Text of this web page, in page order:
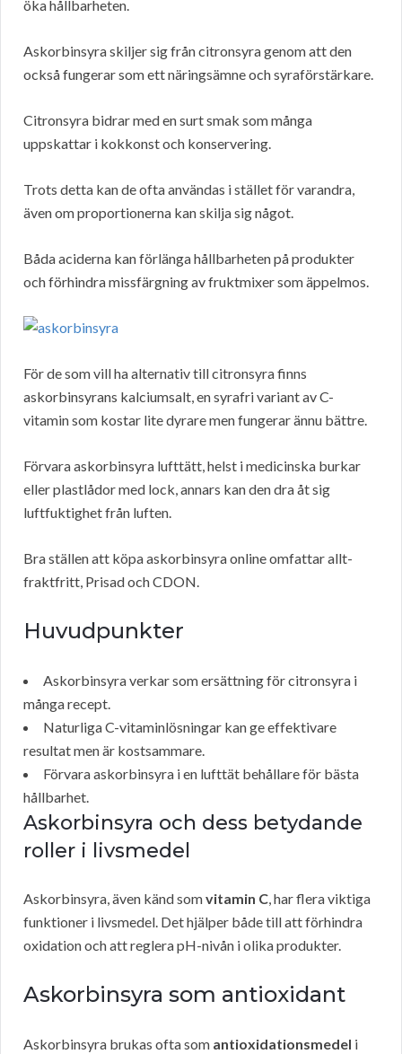
öka hållbarheten.
Askorbinsyra skiljer sig från citronsyra genom att den
också fungerar som ett näringsämne och syraförstärkare.
Citronsyra bidrar med en surt smak som många
uppskattar i kokkonst och konservering.
Trots detta kan de ofta användas i stället för varandra,
även om proportionerna kan skilja sig något.
Båda aciderna kan förlänga hållbarheten på produkter
och förhindra missfärgning av fruktmixer som äppelmos.
För de som vill ha alternativ till citronsyra finns
askorbinsyrans kalciumsalt, en syrafri variant av C-
vitamin som kostar lite dyrare men fungerar ännu bättre.
Förvara askorbinsyra lufttätt, helst i medicinska burkar
eller plastlådor med lock, annars kan den dra åt sig
luftfuktighet från luften.
Bra ställen att köpa askorbinsyra online omfattar allt-
fraktfritt, Prisad och CDON.
Huvudpunkter
Askorbinsyra verkar som ersättning för citronsyra i
många recept.
Naturliga C-vitaminlösningar kan ge effektivare
resultat men är kostsammare.
Förvara askorbinsyra i en lufttät behållare för bästa
hållbarhet.
Askorbinsyra och dess betydande
roller i livsmedel
Askorbinsyra, även känd somvitamin C, har flera viktiga
funktioner i livsmedel. Det hjälper både till att förhindra
oxidation och att reglera pH-nivån i olika produkter.
Askorbinsyra som antioxidant
Askorbinsyra brukas ofta som antioxidationsmedel i